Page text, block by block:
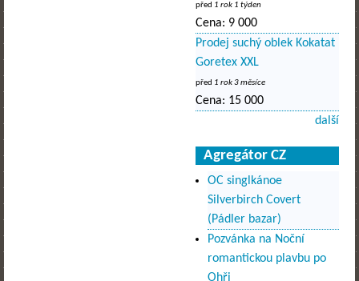
před 1 rok 1 týden
Cena: 9 000
Prodej suchý oblek Kokatat
Goretex XXL
před 1 rok 3 měsíce
Cena: 15 000
další
Agregátor CZ
OC singlkánoe
Silverbirch Covert
(Pádler bazar)
Pozvánka na Noční
romantickou plavbu po
Ohři